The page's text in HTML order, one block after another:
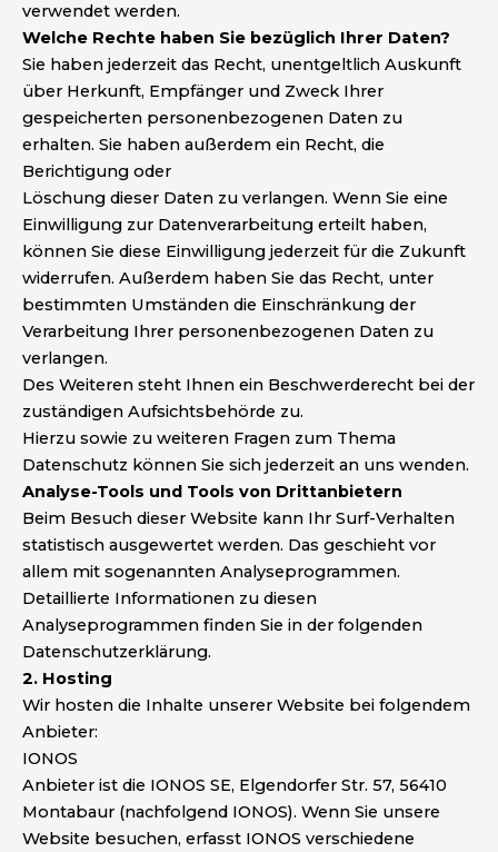
verwendet werden.
Welche Rechte haben Sie bezüglich Ihrer Daten?
Sie haben jederzeit das Recht, unentgeltlich Auskunft
über Herkunft, Empfänger und Zweck Ihrer
gespeicherten personenbezogenen Daten zu
erhalten. Sie haben außerdem ein Recht, die
Berichtigung oder
Löschung dieser Daten zu verlangen. Wenn Sie eine
Einwilligung zur Datenverarbeitung erteilt haben,
können Sie diese Einwilligung jederzeit für die Zukunft
widerrufen. Außerdem haben Sie das Recht, unter
bestimmten Umständen die Einschränkung der
Verarbeitung Ihrer personenbezogenen Daten zu
verlangen.
Des Weiteren steht Ihnen ein Beschwerderecht bei der
zuständigen Aufsichtsbehörde zu.
Hierzu sowie zu weiteren Fragen zum Thema
Datenschutz können Sie sich jederzeit an uns wenden.
Analyse-Tools und Tools von Drittanbietern
Beim Besuch dieser Website kann Ihr Surf-Verhalten
statistisch ausgewertet werden. Das geschieht vor
allem mit sogenannten Analyseprogrammen.
Detaillierte Informationen zu diesen
Analyseprogrammen finden Sie in der folgenden
Datenschutzerklärung.
2. Hosting
Wir hosten die Inhalte unserer Website bei folgendem
Anbieter:
IONOS
Anbieter ist die IONOS SE, Elgendorfer Str. 57, 56410
Montabaur (nachfolgend IONOS). Wenn Sie unsere
Website besuchen, erfasst IONOS verschiedene